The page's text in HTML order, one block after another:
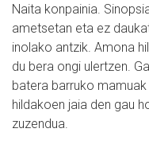
Naita konpainia.
ametsetan eta ez
inolako antzik. Amona
du bera ongi ulertzen.
batera barruko
hildakoen jaia den gau
zuzendua.